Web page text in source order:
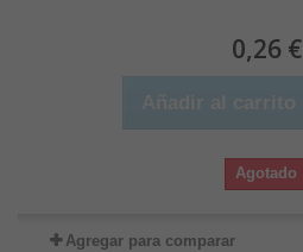
0,26 €
Agotado
Agregar para comparar